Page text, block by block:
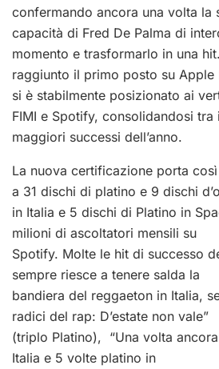
confermando ancora una volta la
capacità di Fred De Palma di
momento e trasformarlo in una
raggiunto il primo posto su Apple
si è stabilmente posizionato ai
FIMI e Spotify, consolidandosi tra i
maggiori successi dell’anno.
La nuova certificazione porta
a 31 dischi di platino e 9 dischi
in Italia e 5 dischi di Platino in
milioni di ascoltatori mensili su
Spotify. Molte le hit di successo
sempre riesce a tenere salda la
bandiera del reggaeton in Italia,
radici del rap: D’estate non vale”
(triplo Platino), “Una volta
Italia e 5 volte platino in